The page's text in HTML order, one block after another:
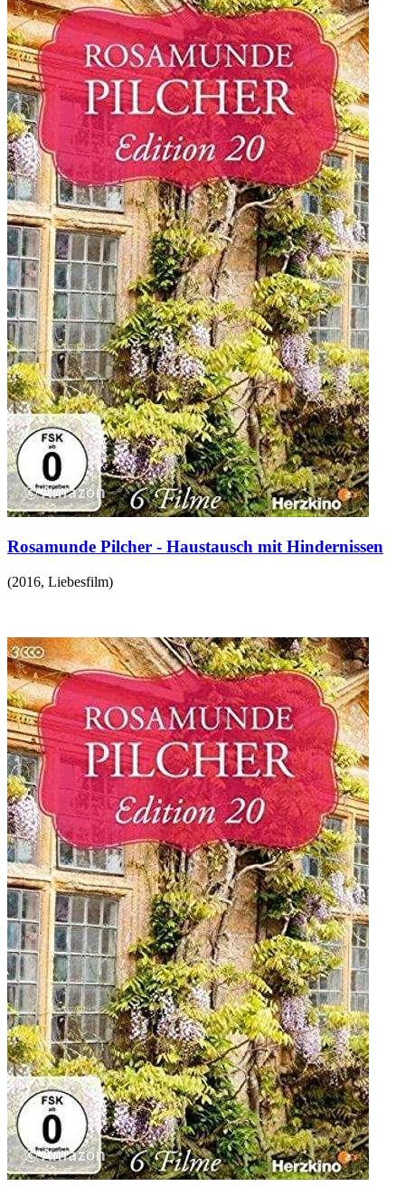
Rosamunde Pilcher - Haustausch mit Hindernissen
(2016, Liebesfilm)